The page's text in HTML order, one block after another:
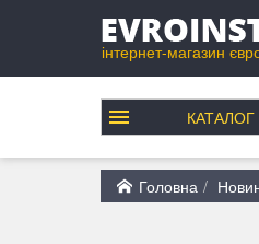
інтернет-магазин
КАТАЛОГ
Головна